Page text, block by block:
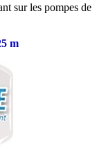
sur les pompes de
m